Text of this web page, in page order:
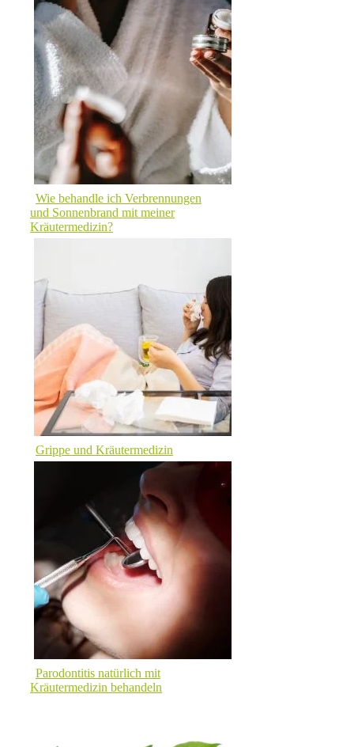
Wie behandle ich Verbrennungen
und Sonnenbrand mit meiner
Kräutermedizin?
Grippe und Kräutermedizin
Parodontitis natürlich mit
Kräutermedizin behandeln